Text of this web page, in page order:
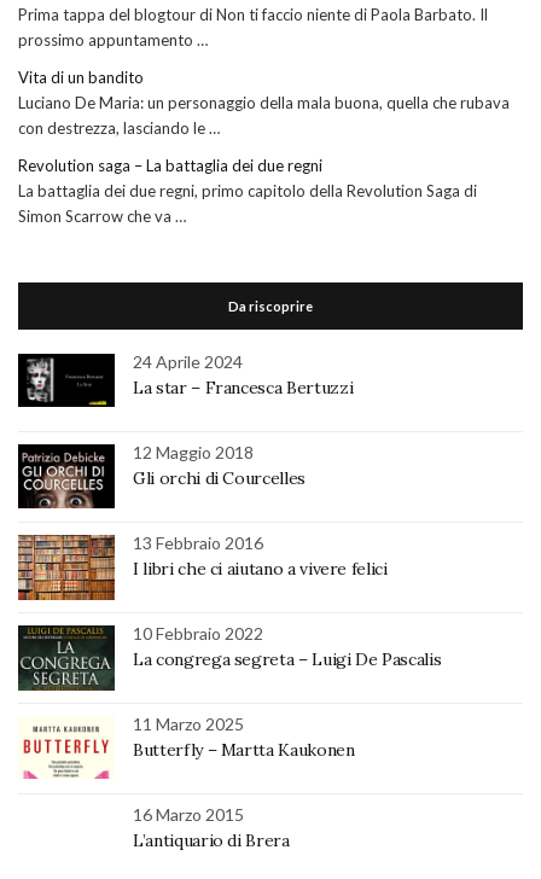
Prima tappa del blogtour di Non ti faccio niente di Paola Barbato. Il
prossimo appuntamento …
Vita di un bandito
Luciano De Maria: un personaggio della mala buona, quella che rubava
con destrezza, lasciando le …
Revolution saga – La battaglia dei due regni
La battaglia dei due regni, primo capitolo della Revolution Saga di
Simon Scarrow che va …
Da riscoprire
24 Aprile 2024
La star – Francesca Bertuzzi
12 Maggio 2018
Gli orchi di Courcelles
13 Febbraio 2016
I libri che ci aiutano a vivere felici
10 Febbraio 2022
La congrega segreta – Luigi De Pascalis
11 Marzo 2025
Butterfly – Martta Kaukonen
16 Marzo 2015
L’antiquario di Brera